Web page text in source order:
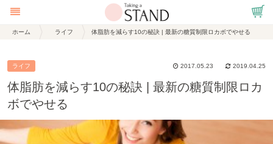
ホーム ライフ 体脂肪を減らす10の秘訣 | 最新の糖質制限ロカボでやせる
ライフ 2019.04.25
2017.05.23
体脂肪を減らす10の秘訣 | 最新の糖質制限ロカ
ボでやせる